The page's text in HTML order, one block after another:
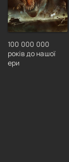
100 000 000
років до нашої
ери